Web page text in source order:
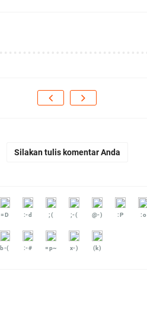
Silakan tulis komentar Anda
=D :-d ;( ;-( @-) :P :o
b-( :-# =p~ x-) (k)